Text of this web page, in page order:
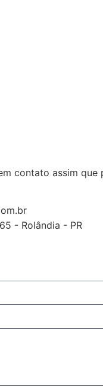
contato assim que
- Rolândia - PR